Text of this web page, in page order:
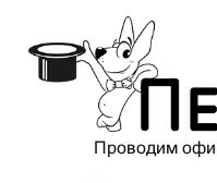
Проводим